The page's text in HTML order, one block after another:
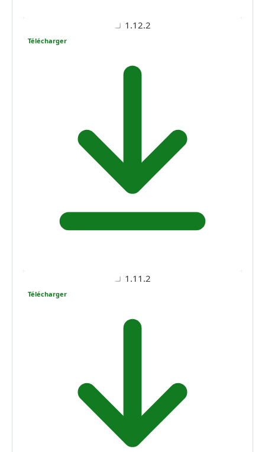
1.12.2
Télécharger
1.11.2
Télécharger